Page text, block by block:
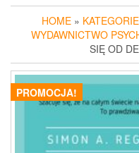
HOME » KATEGORIE
WYDAWNICTWO
SIĘ OD
PROMOCJA!